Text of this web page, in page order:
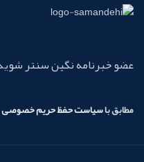
عضو خبرنامه نگین سنتر
مطابق باسیاست حفظ حریم خصوصی